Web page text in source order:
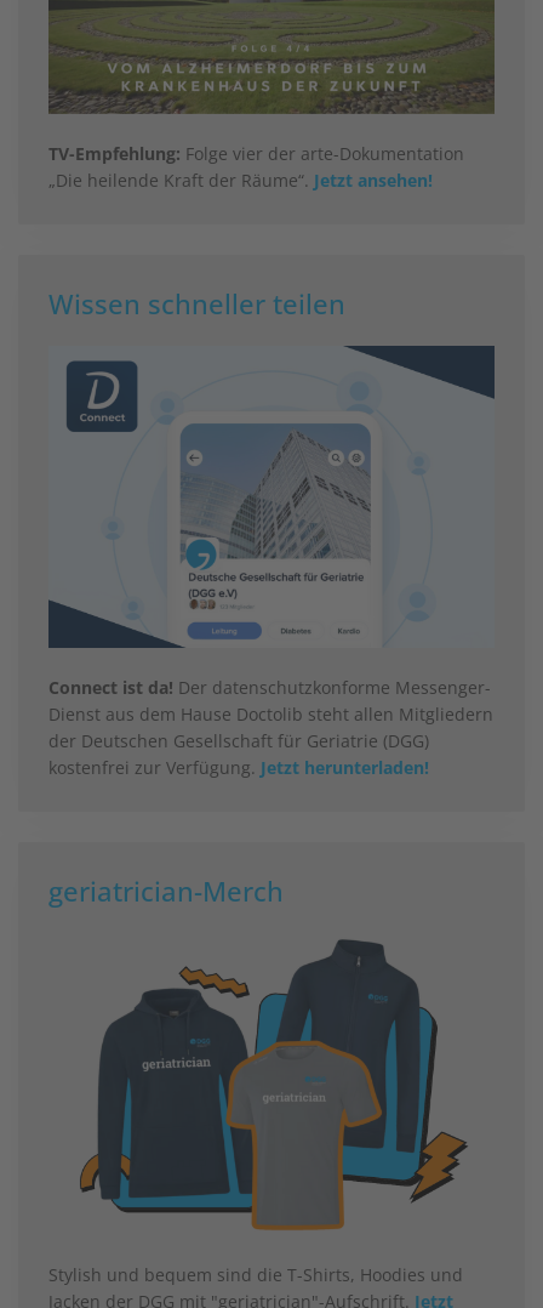
TV-Empfehlung: Folge vier der arte-Dokumentation
„Die heilende Kraft der Räume“. Jetzt ansehen!
Wissen schneller teilen
Connect ist da! Der datenschutzkonforme Messenger-
Dienst aus dem Hause Doctolib steht allen Mitgliedern
der Deutschen Gesellschaft für Geriatrie (DGG)
kostenfrei zur Verfügung. Jetzt herunterladen!
geriatrician-Merch
Stylish und bequem sind die T-Shirts, Hoodies und
Jacken der DGG mit "geriatrician"-Aufschrift. Jetzt